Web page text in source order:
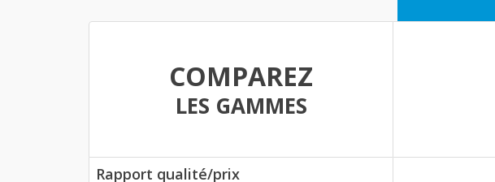
COMPAREZ
LES GAMMES
Rapport qualité/prix